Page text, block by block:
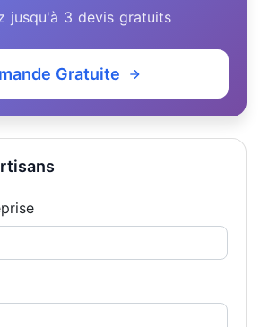
jusqu'à 3 devis gratuits
Gratuite